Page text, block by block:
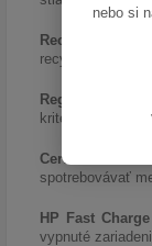
nebo si
Recyklovaný
recyklovaný hliník.
Registrácia
kritériá
Certifikácia
spotrebovávať
HP Fast Charge
vypnuté